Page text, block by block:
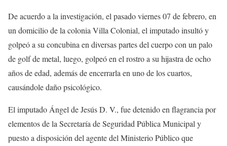
De acuerdo a la investigación, el pasado viernes 07 de febrero, en
un domicilio de la colonia Villa Colonial, el imputado insultó y
golpeó a su concubina en diversas partes del cuerpo con un palo
de golf de metal, luego, golpeó en el rostro a su hijastra de ocho
años de edad, además de encerrarla en uno de los cuartos,
causándole daño psicológico.
El imputado Ángel de Jesús D. V., fue detenido en flagrancia por
elementos de la Secretaría de Seguridad Pública Municipal y
puesto a disposición del agente del Ministerio Público que